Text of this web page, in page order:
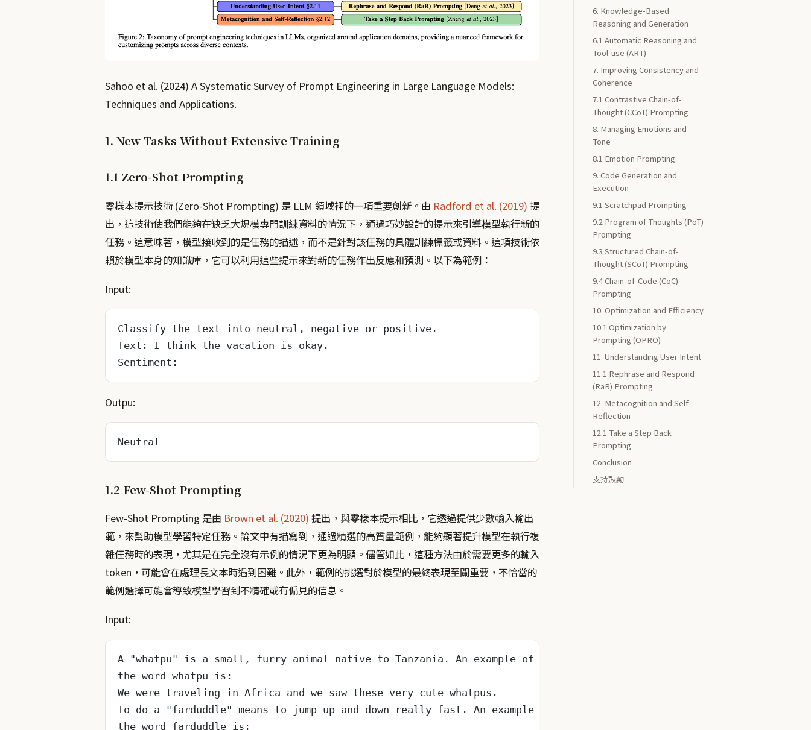
Sahoo et al. (2024) A Systematic Survey of Prompt Engineering in Large Language Models:
Techniques and Applications.
1. New Tasks Without Extensive Training
1.1 Zero-Shot Prompting
零樣本提示技術 (Zero-Shot Prompting) 是 LLM 領域裡的一項重要創新。由 Radford et al. (2019) 提
出，這技術使我們能夠在缺乏大規模專門訓練資料的情況下，通過巧妙設計的提示來引導模型執行新的
任務。這意味著，模型接收到的是任務的描述，而不是針對該任務的具體訓練標籤或資料。這項技術依
賴於模型本身的知識庫，它可以利用這些提示來對新的任務作出反應和預測。以下為範例：
Input:
Classify the text into neutral, negative or positive.
Text: I think the vacation is okay.
Sentiment:
Outpu:
Neutral
1.2 Few-Shot Prompting
Few-Shot Prompting 是由 Brown et al. (2020) 提出，與零樣本提示相比，它透過提供少數輸入輸出
範，來幫助模型學習特定任務。論文中有描寫到，通過精選的高質量範例，能夠顯著提升模型在執行複
雜任務時的表現，尤其是在完全沒有示例的情況下更為明顯。儘管如此，這種方法由於需要更多的輸入
token，可能會在處理長文本時遇到困難。此外，範例的挑選對於模型的最終表現至關重要，不恰當的
範例選擇可能會導致模型學習到不精確或有偏見的信息。
Input:
A "whatpu" is a small, furry animal native to Tanzania. An example of a sentence that uses
the word whatpu is:
We were traveling in Africa and we saw these very cute whatpus.
To do a "farduddle" means to jump up and down really fast. An example of a sentence that uses
the word farduddle is:
6. Knowledge-Based
Reasoning and Generation
6.1 Automatic Reasoning and
Tool-use (ART)
7. Improving Consistency and
Coherence
7.1 Contrastive Chain-of-
Thought (CCoT) Prompting
8. Managing Emotions and
Tone
8.1 Emotion Prompting
9. Code Generation and
Execution
9.1 Scratchpad Prompting
9.2 Program of Thoughts (PoT)
Prompting
9.3 Structured Chain-of-
Thought (SCoT) Prompting
9.4 Chain-of-Code (CoC)
Prompting
10. Optimization and Efficiency
10.1 Optimization by
Prompting (OPRO)
11. Understanding User Intent
11.1 Rephrase and Respond
(RaR) Prompting
12. Metacognition and Self-
Reflection
12.1 Take a Step Back
Prompting
Conclusion
支持鼓勵